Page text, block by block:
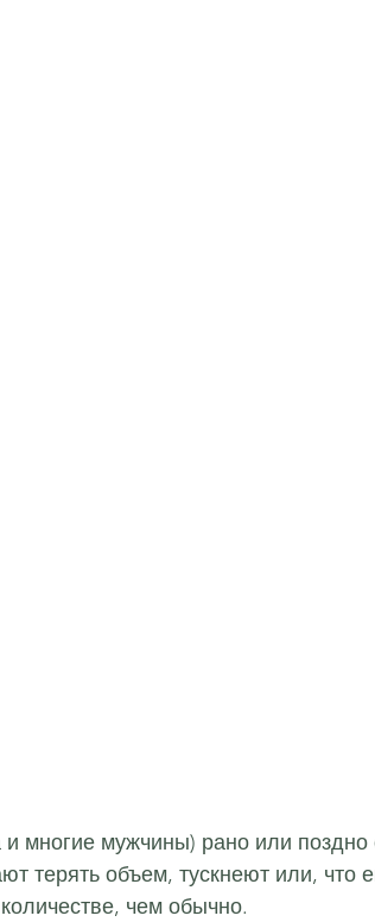
многие мужчины) рано или поздно
терять объем, тускнеют или, что
чем обычно.